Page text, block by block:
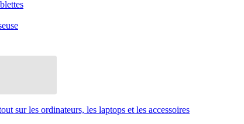
sur les ordinateurs, les laptops et les accessoires